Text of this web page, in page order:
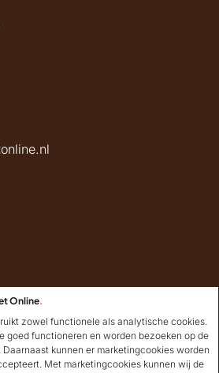
Online.
zowel functionele als analytische cookies.
goed functioneren en worden bezoeken op de
kunnen er marketingcookies worden
Met marketingcookies kunnen wij de